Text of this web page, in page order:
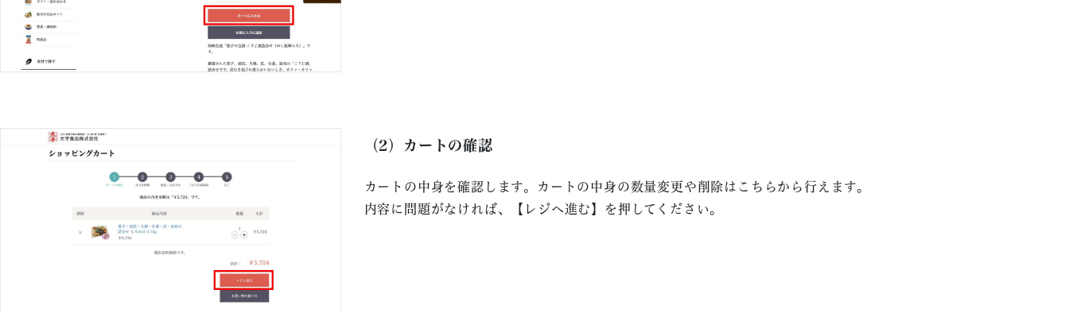
（2）カートの確認
カートの中身を確認します。カートの中身の数量変更や削除はこちらから行えます。
内容に問題がなければ、【レジへ進む】を押してください。